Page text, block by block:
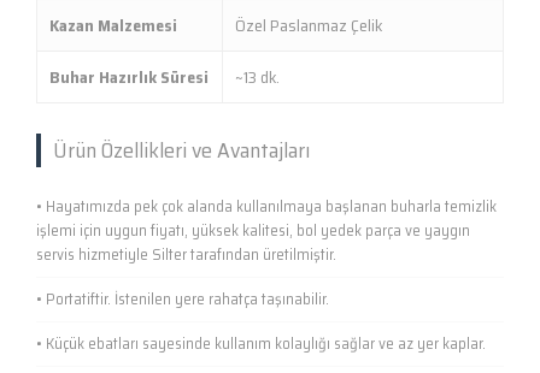
Kazan Malzemesi
Özel Paslanmaz Çelik
Buhar Hazırlık Süresi
~13 dk.
Ürün Özellikleri ve Avantajları
• Hayatımızda pek çok alanda kullanılmaya başlanan buharla temizlik
işlemi için uygun fiyatı, yüksek kalitesi, bol yedek parça ve yaygın
servis hizmetiyle Silter tarafından üretilmiştir.
• Portatiftir. İstenilen yere rahatça taşınabilir.
• Küçük ebatları sayesinde kullanım kolaylığı sağlar ve az yer kaplar.